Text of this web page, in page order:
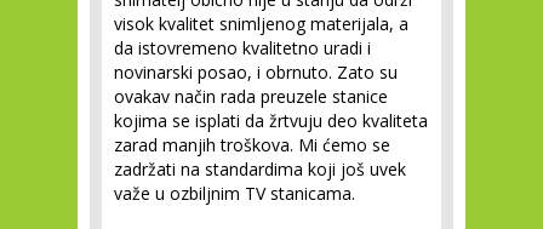
visok kvalitet snimljenog materijala, a
da istovremeno kvalitetno uradi i
novinarski posao, i obrnuto. Zato su
ovakav način rada preuzele stanice
kojima se isplati da žrtvuju deo kvaliteta
zarad manjih troškova. Mi ćemo se
zadržati na standardima koji još uvek
važe u ozbiljnim TV stanicama.